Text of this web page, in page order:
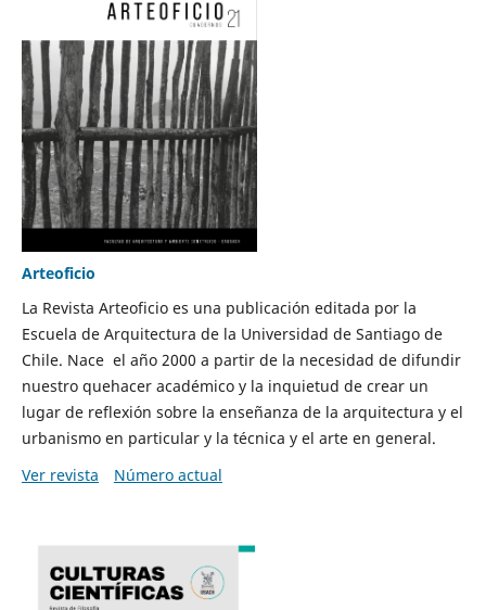
Arteoficio
La Revista Arteoficio es una publicación editada por la
Escuela de Arquitectura de la Universidad de Santiago de
Chile. Nace el año 2000 a partir de la necesidad de difundir
nuestro quehacer académico y la inquietud de crear un
lugar de reflexión sobre la enseñanza de la arquitectura y el
urbanismo en particular y la técnica y el arte en general.
Ver revista
Número actual